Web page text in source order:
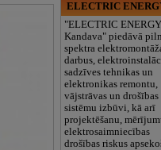
ELECTRIC
"ELECTRIC ENERGY
Kandava" piedāvā
spektra
darbus,
sadzīves tehnikas un
elektronikas remontu,
vājstrāvas un drošības
sistēmu izbūvi, kā arī
projektēšanu,
elektrosaimniecības
drošības riskus